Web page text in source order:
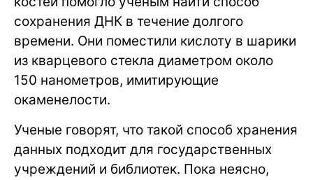
сохранения ДНК в течение долгого
времени. Они поместили кислоту в шарики
из кварцевого стекла диаметром около
150 нанометров, имитирующие
окаменелости.
Ученые говорят, что такой способ хранения
данных подходит для государственных
учреждений и библиотек. Пока неясно,